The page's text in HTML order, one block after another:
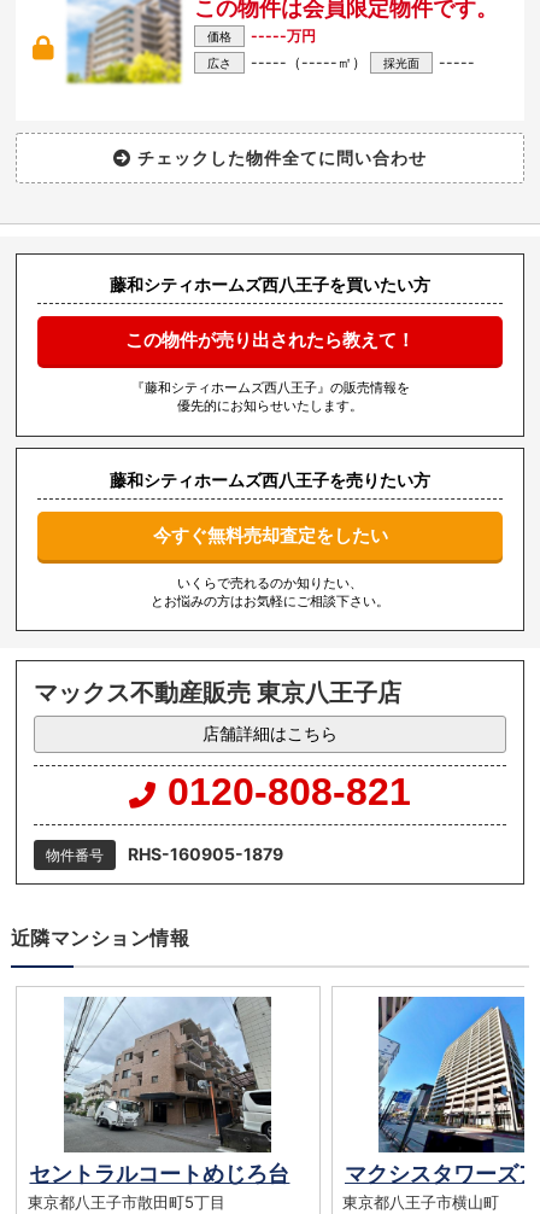
この物件は会員限定物件です。
価格 -----万円
広さ -----（-----㎡） 採光面 -----
藤和シティホームズ西八王子を買いたい方
この物件が売り出されたら教えて！
『藤和シティホームズ西八王子』の販売情報を
優先的にお知らせいたします。
藤和シティホームズ西八王子を売りたい方
今すぐ無料売却査定をしたい
いくらで売れるのか知りたい、
とお悩みの方はお気軽にご相談下さい。
マックス不動産販売 東京八王子店
店舗詳細はこちら
0120-808-821
物件番号 RHS-160905-1879
近隣マンション情報
セントラルコートめじろ台
東京都八王子市散田町5丁目
東京都八王子市横山町